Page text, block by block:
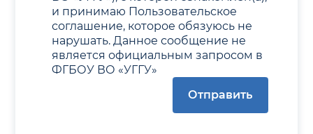
и принимаю Пользовательское
соглашение, которое обязуюсь не
нарушать. Данное сообщение не
является официальным запросом в
ФГБОУ ВО «УГГУ»
Отправить